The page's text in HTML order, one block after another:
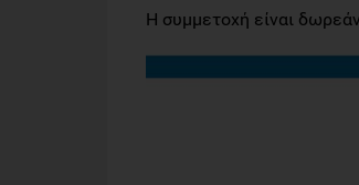
Η συμμετοχή είναι